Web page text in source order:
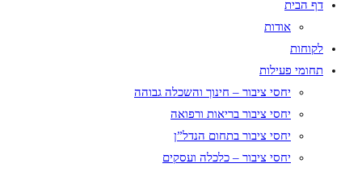
דף הבית
אודות
לקוחות
תחומי פעילות
יחסי ציבור – חינוך והשכלה גבוהה
יחסי ציבור בריאות ורפואה
יחסי ציבור בתחום הנדל”ן
יחסי ציבור – כלכלה ועסקים